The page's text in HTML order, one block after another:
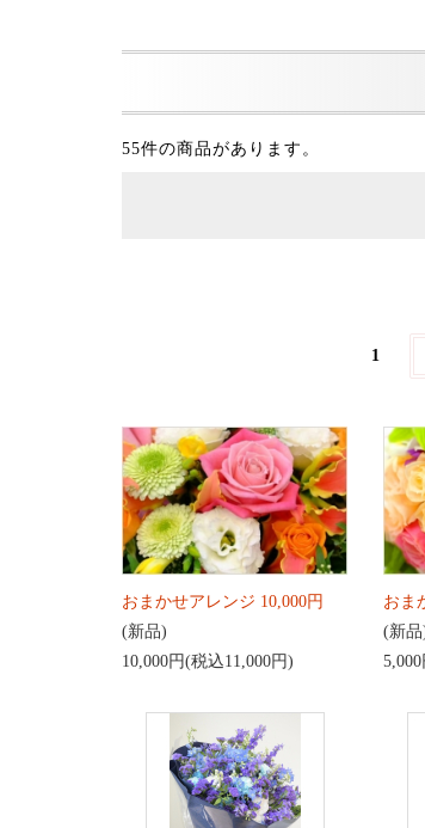
55件の商品があります。
1
おまかせアレンジ 10,000円
(新品)
10,000円(税込11,000円)
おま
(新品